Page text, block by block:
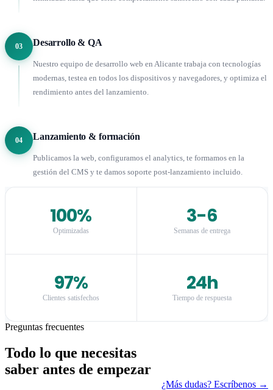
03 Desarrollo & QA
Nuestro equipo de desarrollo web en Alicante trabaja con tecnologías
modernas, testea en todos los dispositivos y navegadores, y optimiza el
rendimiento antes del lanzamiento.
04 Lanzamiento & formación
Publicamos la web, configuramos el analytics, te formamos en la
gestión del CMS y te damos soporte post-lanzamiento incluido.
100%
Optimizadas
3-6
Semanas de entrega
97%
Clientes satisfechos
24h
Tiempo de respuesta
Preguntas frecuentes
Todo lo que necesitas
saber antes de empezar
¿Más dudas? Escríbenos →